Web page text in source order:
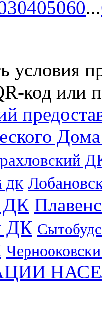
30405060...
условия
код или
ДК
ДК
ДК